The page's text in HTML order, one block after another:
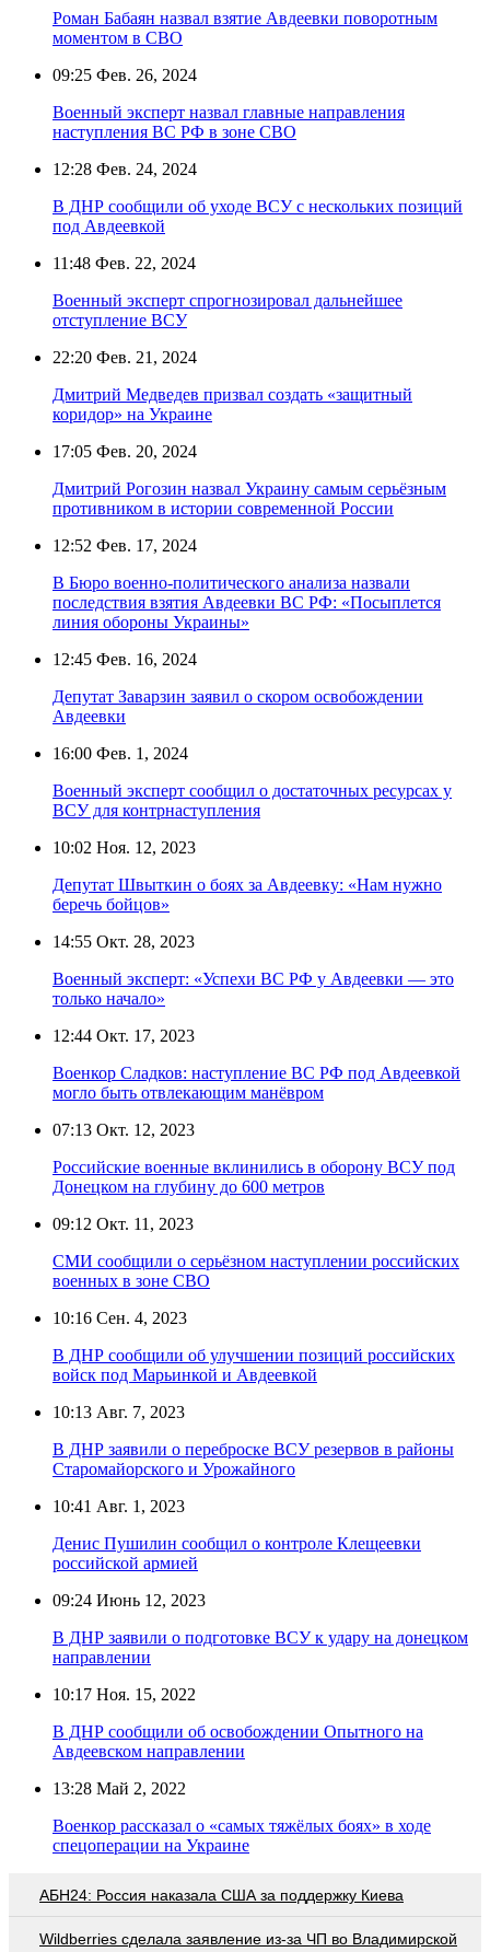
Роман Бабаян назвал взятие Авдеевки поворотным
моментом в СВО
09:25 Фев. 26, 2024
Военный эксперт назвал главные направления
наступления ВС РФ в зоне СВО
12:28 Фев. 24, 2024
В ДНР сообщили об уходе ВСУ с нескольких позиций
под Авдеевкой
11:48 Фев. 22, 2024
Военный эксперт спрогнозировал дальнейшее
отступление ВСУ
22:20 Фев. 21, 2024
Дмитрий Медведев призвал создать «защитный
коридор» на Украине
17:05 Фев. 20, 2024
Дмитрий Рогозин назвал Украину самым серьёзным
противником в истории современной России
12:52 Фев. 17, 2024
В Бюро военно-политического анализа назвали
последствия взятия Авдеевки ВС РФ: «Посыплется
линия обороны Украины»
12:45 Фев. 16, 2024
Депутат Заварзин заявил о скором освобождении
Авдеевки
16:00 Фев. 1, 2024
Военный эксперт сообщил о достаточных ресурсах у
ВСУ для контрнаступления
10:02 Ноя. 12, 2023
Депутат Швыткин о боях за Авдеевку: «Нам нужно
беречь бойцов»
14:55 Окт. 28, 2023
Военный эксперт: «Успехи ВС РФ у Авдеевки — это
только начало»
12:44 Окт. 17, 2023
Военкор Сладков: наступление ВС РФ под Авдеевкой
могло быть отвлекающим манёвром
07:13 Окт. 12, 2023
Российские военные вклинились в оборону ВСУ под
Донецком на глубину до 600 метров
09:12 Окт. 11, 2023
СМИ сообщили о серьёзном наступлении российских
военных в зоне СВО
10:16 Сен. 4, 2023
В ДНР сообщили об улучшении позиций российских
войск под Марьинкой и Авдеевкой
10:13 Авг. 7, 2023
В ДНР заявили о переброске ВСУ резервов в районы
Старомайорского и Урожайного
10:41 Авг. 1, 2023
Денис Пушилин сообщил о контроле Клещеевки
российской армией
09:24 Июнь 12, 2023
В ДНР заявили о подготовке ВСУ к удару на донецком
направлении
10:17 Ноя. 15, 2022
В ДНР сообщили об освобождении Опытного на
Авдеевском направлении
13:28 Май 2, 2022
Военкор рассказал о «самых тяжёлых боях» в ходе
спецоперации на Украине
АБН24: Россия наказала США за поддержку Киева
Wildberries cделала заявление из-за ЧП во Владимирской